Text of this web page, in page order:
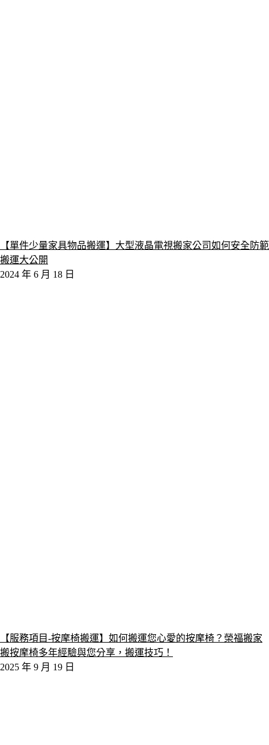
【單件少量家具物品搬運】大型液晶電視搬家公司如何安全防範
搬運大公開
2024 年 6 月 18 日
【服務項目-按摩椅搬運】如何搬運您心愛的按摩椅？榮福搬家
搬按摩椅多年經驗與您分享，搬運技巧！
2025 年 9 月 19 日